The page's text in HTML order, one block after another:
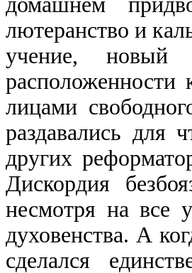
лютеранство и
учение,
лицами
раздавались для
других
Дискордия
несмотря на все
духовенства. А
сделался